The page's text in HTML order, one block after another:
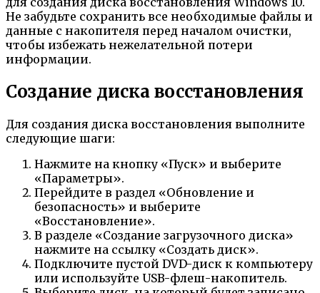
Не забудьте сохранить все необходимые файлы и
данные с накопителя перед началом очистки,
чтобы избежать нежелательной потери
информации.
Создание диска восстановления
Для создания диска восстановления выполните
следующие шаги:
Нажмите на кнопку «Пуск» и выберите
«Параметры».
Перейдите в раздел «Обновление и
безопасность» и выберите
«Восстановление».
В разделе «Создание загрузочного диска»
нажмите на ссылку «Создать диск».
Подключите пустой DVD-диск к компьютеру
или используйте USB-флеш-накопитель.